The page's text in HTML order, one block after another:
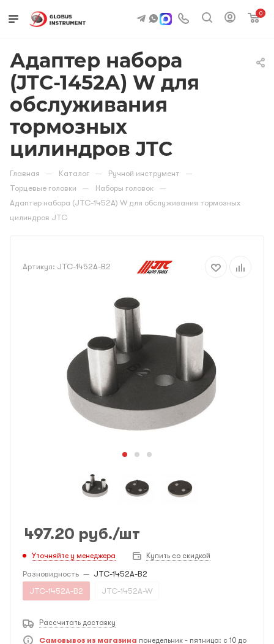
0
Адаптер набора
(JTC-1452А) W для
обслуживания
тормозных
цилиндров JTC
Главная — Каталог — Ручной инструмент —
Торцевые головки — Наборы головок —
Адаптер набора (JTC-1452А) W для обслуживания тормозных
цилиндров JTC
Артикул: JTC-1452A-B2
497.20 руб./шт
Уточняйте у менеджера Купить со скидкой
Разновидность — JTC-1452A-B2
JTC-1452A-B2
JTC-1452A-W
Рассчитать доставку
Самовывоз из магазина понедельник - пятница: с 10 до